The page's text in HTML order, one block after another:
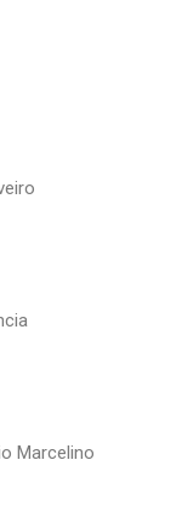
Marcelino